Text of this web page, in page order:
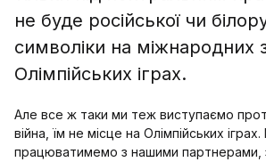
не буде російської чи
символіки на міжнародних
Олімпійських іграх.
Але все ж таки ми теж виступаємо
війна, їм не місце на Олімпійських
працюватимемо з нашими партнерами,